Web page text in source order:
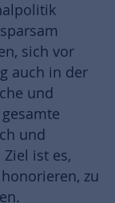
sich vor
auch in der
und
und
ist es,
zu